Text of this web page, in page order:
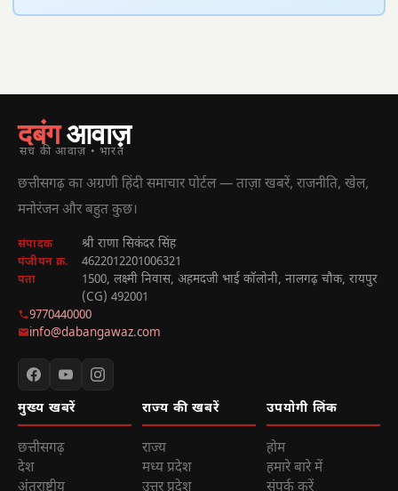
दबंगआवाज़
सच की आवाज़ • भारत
छत्तीसगढ़ का अग्रणी हिंदी समाचार पोर्टल — ताज़ा खबरें, राजनीति, खेल,
मनोरंजन और बहुत कुछ।
संपादक श्री राणा सिकंदर सिंह
पंजीयन क्र. 4622012201006321
पता
1500, लक्ष्मी निवास, अहमदजी भाई कॉलोनी, नालगढ़ चौक, रायपुर
(CG) 492001
9770440000
info@dabangawaz.com
मुख्य खबरें
छत्तीसगढ़
देश
अंतराष्ट्रीय
राज्य की खबरें
राज्य
मध्य प्रदेश
उत्तर प्रदेश
उपयोगी लिंक
होम
हमारे बारे में
संपर्क करें